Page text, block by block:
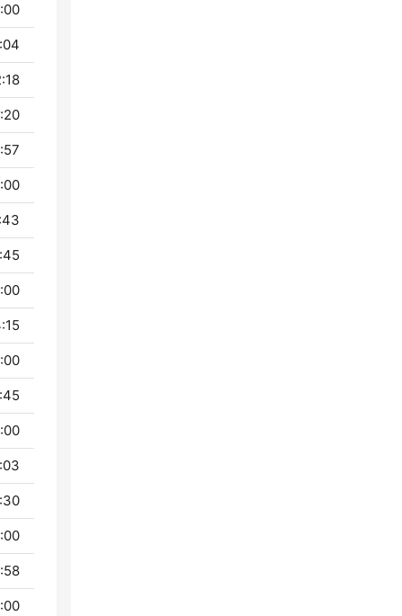
12:04
12:18
12:20
12:57
13:00
13:43
13:45
14:00
14:15
15:00
15:45
16:00
16:30
16:30
17:00
17:58
18:00
18:30